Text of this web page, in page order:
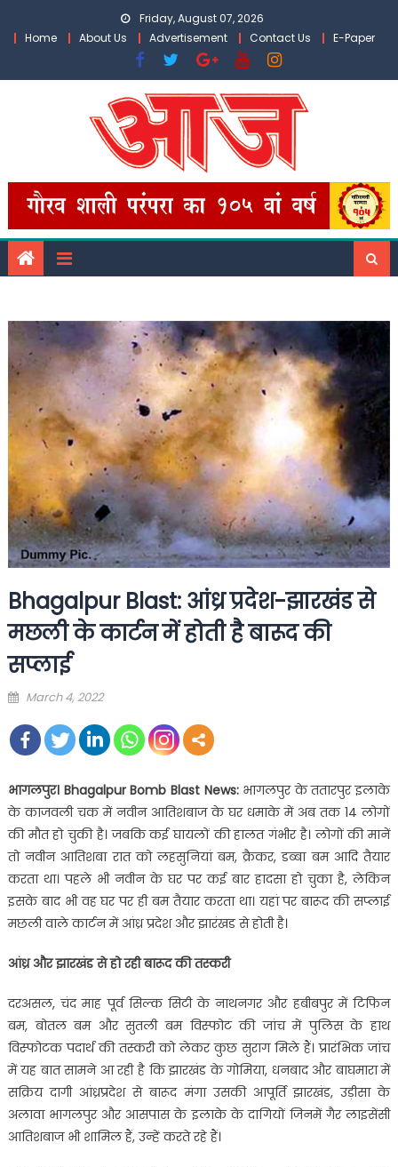
Friday, August 07, 2026
Home
About Us Advertisement Contact Us E-Paper
Bhagalpur Blast: आंध्र प्रदेश-झारखंड से
मछली के कार्टन में होती है बारूद की
सप्‍लाई
Posted
March 4, 2022
भागलपुर। Bhagalpur Bomb Blast News: भागलपुर के ततारपुर इलाके
के काजवली चक में नवीन आतिशबाज के घर धमाके में अब तक 14 लोगों
की मौत हो चुकी है। जबकि कई घायलों की हालत गंभीर है। लोगों की मानें
तो नवीन आतिशबा रात को लहसुनियां बम, क्रैकर, डब्‍बा बम आदि तैयार
करता था। पहले भी नवीन के घर पर कई बार हादसा हो चुका है, लेकिन
इसके बाद भी वह घर पर ही बम तैयार करता था। यहां पर बारूद की सप्‍लाई
मछली वाले कार्टन में आंध्र प्रदेश और झारंखड से होती है।
आंध्र और झारखंड से हो रही बारूद की तस्करी
दरअसल, चंद माह पूर्व सिल्क सिटी के नाथनगर और हबीबपुर में टिफिन
बम, बोतल बम और सुतली बम विस्फोट की जांच में पुलिस के हाथ
विस्फोटक पदार्थ की तस्करी को लेकर कुछ सुराग मिले हैं। प्रारंभिक जांच
में यह बात सामने आ रही है कि झारखंड के गोमिया, धनबाद और बाघमारा में
सक्रिय दागी आंध्रप्रदेश से बारूद मंगा उसकी आपूर्ति झारखंड, उड़ीसा के
अलावा भागलपुर और आसपास के इलाके के दागियों जिनमें गैर लाइसेंसी
आतिशबाज भी शामिल हैं, उन्हें करते रहे हैं।